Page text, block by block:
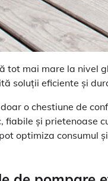
mai mare la nivel
soluții eficiente și
o chestiune de
și prietenoase
optimiza consumul